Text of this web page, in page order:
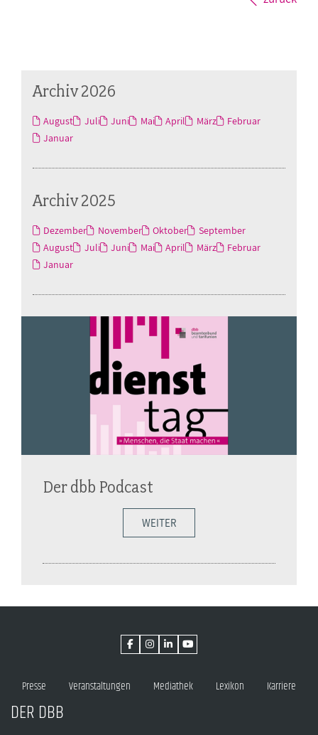
Archiv 2026
August Juli Juni Mai April März
Februar
Januar
Archiv 2025
Dezember November Oktober
September
August
Juli Juni Mai April März
Februar
Januar
Der dbb Podcast
WEITER
Presse Veranstaltungen Mediathek Lexikon Karriere
DER DBB